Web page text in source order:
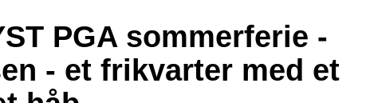
PGA sommerferie -
- et frikvarter med et